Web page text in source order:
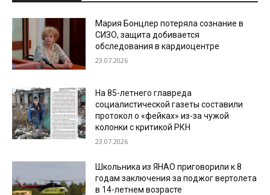
Мария Бонцлер потеряла сознание в
СИЗО, защита добивается
обследования в кардиоцентре
23.07.2026
На 85-летнего главреда
социалистической газеты составили
протокол о «фейках» из-за чужой
колонки с критикой РКН
23.07.2026
Школьника из ЯНАО приговорили к 8
годам заключения за поджог вертолета
в 14-летнем возрасте